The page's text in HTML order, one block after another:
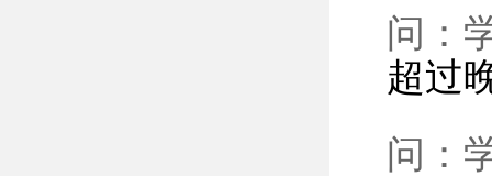
问：
超过
问：